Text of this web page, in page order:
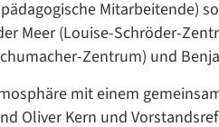
Mitarbeitende)
Meer (Louise-Schröder-
Zentrum) und
mit einem
Oliver Kern und